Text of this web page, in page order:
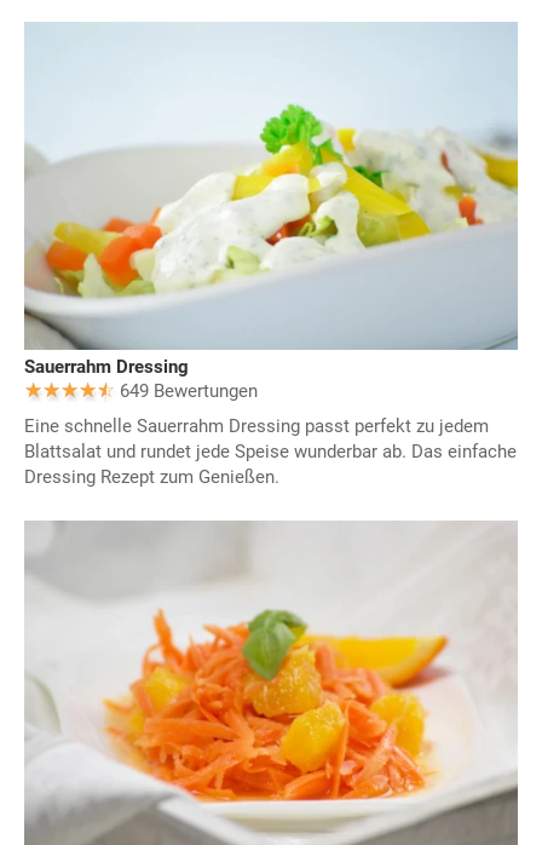
Sauerrahm Dressing
649 Bewertungen
Eine schnelle Sauerrahm Dressing passt perfekt zu jedem
Blattsalat und rundet jede Speise wunderbar ab. Das einfache
Dressing Rezept zum Genießen.